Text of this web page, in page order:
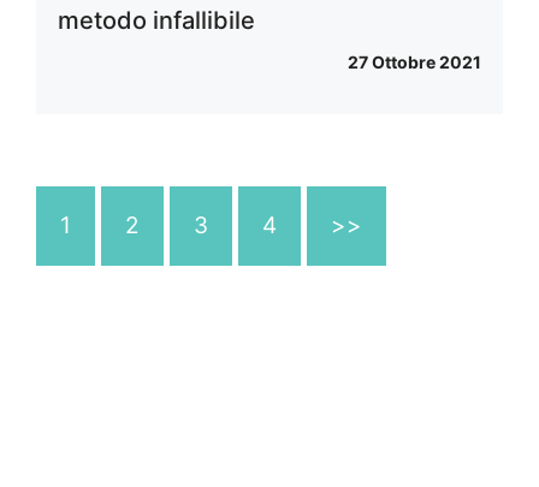
metodo infallibile
27 Ottobre 2021
1 2 3 4 >>